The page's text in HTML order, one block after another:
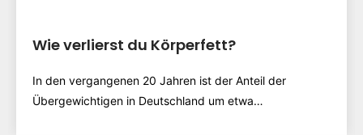
Wie verlierst du Körperfett?
In den vergangenen 20 Jahren ist der Anteil der
Übergewichtigen in Deutschland um etwa…